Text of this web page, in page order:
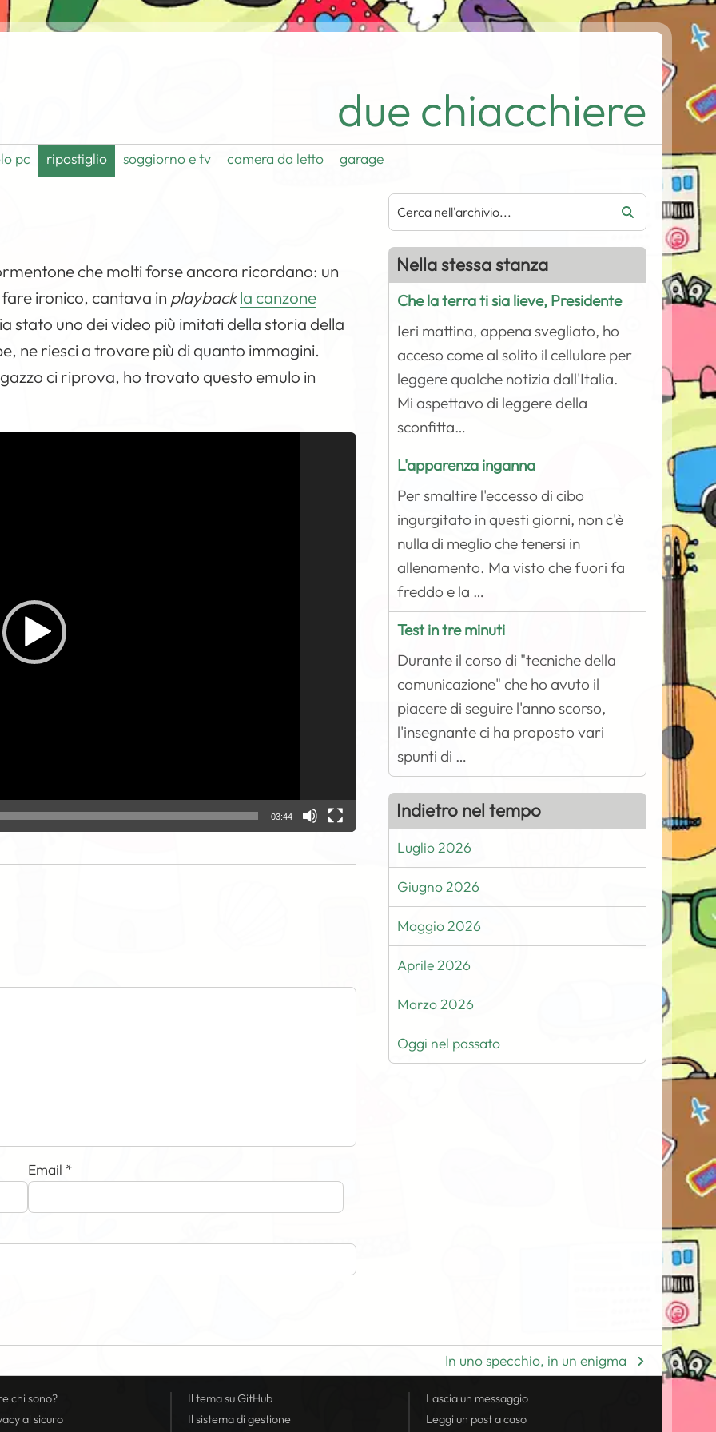
due chiacchiere
pc ripostiglio soggiorno e tv camera da letto garage
che molti forse ancora ricordano: un
ironico, cantava in playbackla canzone
stato uno dei video più imitati della storia della
ne riesci a trovare più di quanto immagini.
ci riprova, ho trovato questo emulo in
03:44
Email *
Nella stessa stanza
Che la terra ti sia lieve, Presidente
Ieri mattina, appena svegliato, ho
acceso come al solito il cellulare per
leggere qualche notizia dall'Italia.
Mi aspettavo di leggere della
sconfitta…
L'apparenza inganna
Per smaltire l'eccesso di cibo
ingurgitato in questi giorni, non c'è
nulla di meglio che tenersi in
allenamento. Ma visto che fuori fa
freddo e la …
Test in tre minuti
Durante il corso di "tecniche della
comunicazione" che ho avuto il
piacere di seguire l'anno scorso,
l'insegnante ci ha proposto vari
spunti di …
Indietro nel tempo
Luglio 2026
Giugno 2026
Maggio 2026
Aprile 2026
Marzo 2026
Oggi nel passato
In uno specchio, in un enigma
chi sono?
al sicuro
Il tema su GitHub
Il sistema di gestione
Lascia un messaggio
Leggi un post a caso